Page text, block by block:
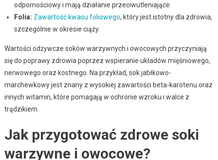
odpornościowy i mają działanie przeciwutleniające.
Folia: Zawartość kwasu foliowego, który jest istotny dla zdrowia,
szczególnie w okresie ciąży.
Wartości odżywcze soków warzywnych i owocowych przyczyniają
się do poprawy zdrowia poprzez wspieranie układów mięśniowego,
nerwowego oraz kostnego. Na przykład, sok jabłkowo-
marchewkowy jest znany z wysokiej zawartości beta-karotenu oraz
innych witamin, które pomagają w ochronie wzroku i walce z
trądzikiem.
Jak przygotować zdrowe soki
warzywne i owocowe?